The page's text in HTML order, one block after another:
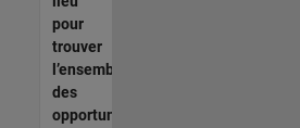
pour
trouver
l’ensemble
des
opportunités